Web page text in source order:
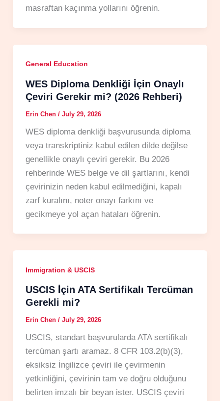
masraftan kaçınma yollarını öğrenin.
General Education
WES Diploma Denkliği İçin Onaylı
Çeviri Gerekir mi? (2026 Rehberi)
Erin Chen / July 29, 2026
WES diploma denkliği başvurusunda diploma
veya transkriptiniz kabul edilen dilde değilse
genellikle onaylı çeviri gerekir. Bu 2026
rehberinde WES belge ve dil şartlarını, kendi
çevirinizin neden kabul edilmediğini, kapalı
zarf kuralını, noter onayı farkını ve
gecikmeye yol açan hataları öğrenin.
Immigration & USCIS
USCIS İçin ATA Sertifikalı Tercüman
Gerekli mi?
Erin Chen / July 29, 2026
USCIS, standart başvurularda ATA sertifikalı
tercüman şartı aramaz. 8 CFR 103.2(b)(3),
eksiksiz İngilizce çeviri ile çevirmenin
yetkinliğini, çevirinin tam ve doğru olduğunu
belirten imzalı bir beyan ister. USCIS çeviri